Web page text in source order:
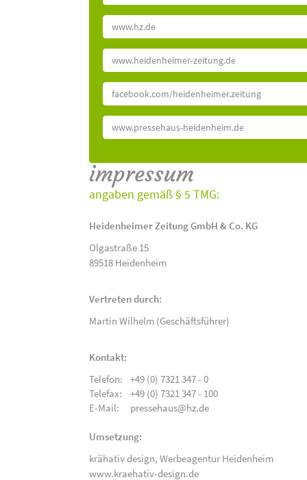
www.hz.de
www.heidenheimer-zeitung.de
facebook.com/heidenheimer.zeitung
www.pressehaus-heidenheim.de
impressum
angaben gemäß § 5 TMG:
Heidenheimer Zeitung GmbH & Co. KG
Olgastraße 15
89518 Heidenheim
Vertreten durch:
Martin Wilhelm (Geschäftsführer)
Kontakt:
Telefon:
+49 (0) 7321 347 - 0
Telefax:
+49 (0) 7321 347 - 100
E-Mail:
pressehaus@hz.de
Umsetzung:
krähativ design, Werbeagentur Heidenheim
www.kraehativ-design.de